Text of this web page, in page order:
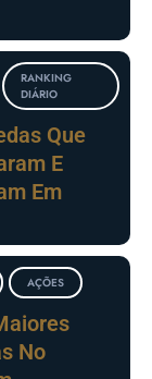
RANKING
DIÁRIO
Que
E
Em
AÇÕES
No